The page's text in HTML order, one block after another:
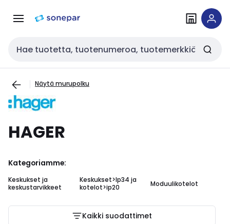
navigointiinsisältöön
Haku
Näytä murupolku
HAGER
Kategoriamme:
Keskukset ja
keskustarvikkeet
Keskukset>Ip34 ja
kotelot>ip20
Moduulikotelot
Kaikki suodattimet